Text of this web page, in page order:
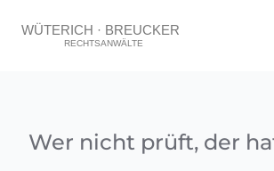
Wer nicht prüft, der